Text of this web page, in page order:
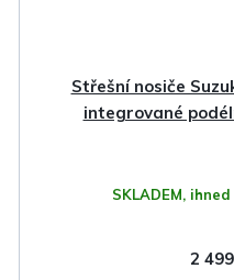
Střešní nosiče
integrované
SKLADEM,
2